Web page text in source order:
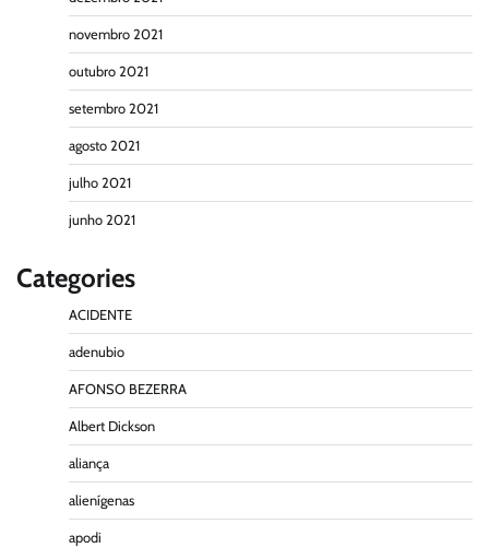
novembro 2021
outubro 2021
setembro 2021
agosto 2021
julho 2021
junho 2021
Categories
ACIDENTE
adenubio
AFONSO BEZERRA
Albert Dickson
aliança
alienígenas
apodi